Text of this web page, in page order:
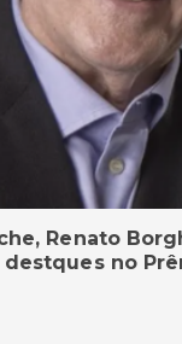
Renato
destques no